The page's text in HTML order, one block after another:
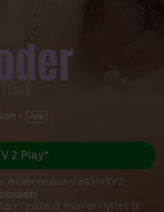
•
i Tyskland, men er flyttet til
2 Play*
dit abonnement på Mit TV 2.